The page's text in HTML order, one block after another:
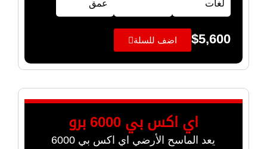
لغات
عمق
$5,600 اضف للسلة
اي اكس بي 6000 برو
يعد الماسح الأرضي اي اكس بي 6000